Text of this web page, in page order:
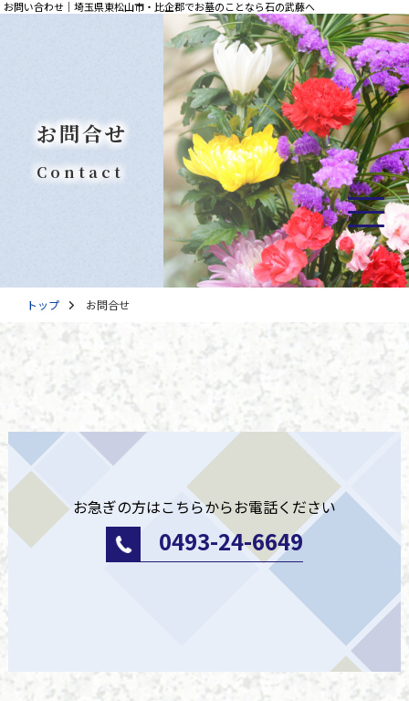
お問い合わせ｜埼玉県東松山市・比企郡でお墓のことなら石の武藤へ
お問合せ
Contact
トップ お問合せ
お急ぎの方はこちらからお電話ください
0493-24-6649